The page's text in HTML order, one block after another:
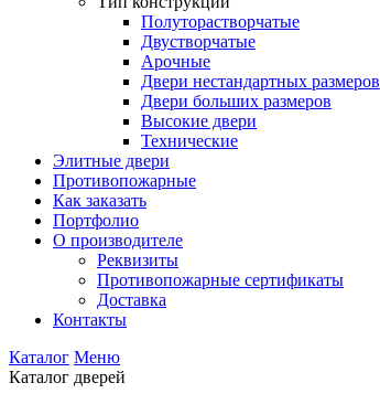
Полуторастворчатые
Двустворчатые
Арочные
Двери нестандартных размеров
Двери больших размеров
Высокие двери
Технические
Элитные двери
Противопожарные
Как заказать
Портфолио
О производителе
Реквизиты
Противопожарные сертификаты
Доставка
Контакты
Каталог Меню
Каталог дверей